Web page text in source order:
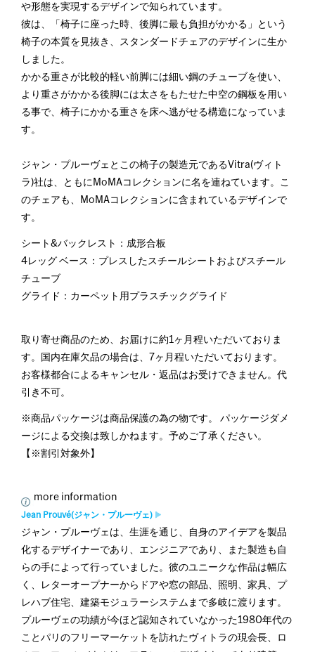
や形態を実現するデザインで知られています。
彼は、「椅子に座った時、後脚に最も負担がかかる」という
椅子の本質を見抜き、スタンダードチェアのデザインに生か
しました。
かかる重さが比較的軽い前脚には細い鋼のチューブを使い、
より重さがかかる後脚には太さをもたせた中空の鋼板を用い
る事で、椅子にかかる重さを床へ逃がせる構造になっていま
す。
ジャン・プルーヴェとこの椅子の製造元であるVitra(ヴィト
ラ)社は、ともにMoMAコレクションに名を連ねています。こ
のチェアも、MoMAコレクションに含まれているデザインで
す。
シート&バックレスト：成形合板
4レッグ ベース：プレスしたスチールシートおよびスチール
チューブ
グライド：カーペット用プラスチックグライド
取り寄せ商品のため、お届けに約1ヶ月程いただいておりま
す。国内在庫欠品の場合は、7ヶ月程いただいております。
お客様都合によるキャンセル・返品はお受けできません。代
引き不可。
※商品パッケージは商品保護の為の物です。 パッケージダメ
ージによる交換は致しかねます。予めご了承ください。
【※割引対象外】
more information
Jean Prouvé(ジャン・プルーヴェ)
ジャン・プルーヴェは、生涯を通じ、自身のアイデアを製品
化するデザイナーであり、エンジニアであり、また製造も自
らの手によって行っていました。彼のユニークな作品は幅広
く、レターオープナーからドアや窓の部品、照明、家具、プ
レハブ住宅、建築モジュラーシステムまで多岐に渡ります。
プルーヴェの功績が今ほど認知されていなかった1980年代の
ことパリのフリーマーケットを訪れたヴィトラの現会長、ロ